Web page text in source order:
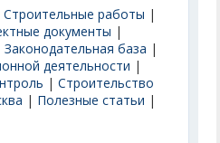
Строительные работы |
документы |
Законодательная база |
деятельности |
|Строительство
| Полезные статьи |